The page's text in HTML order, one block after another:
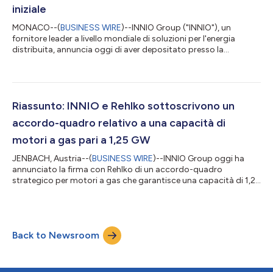
iniziale
MONACO--(BUSINESS WIRE)--INNIO Group ("INNIO"), un
fornitore leader a livello mondiale di soluzioni per l'energia
distribuita, annuncia oggi di aver depositato presso la
proposta di offerta pubblica iniziale delle proprie azioni
nell'offerta e la gamma dei prezzi per l'offerta proposta non
Riassunto: INNIO e Rehlko sottoscrivono un
accordo-quadro relativo a una capacità di
motori a gas pari a 1,25 GW
JENBACH, Austria--(BUSINESS WIRE)--INNIO Group oggi ha
annunciato la firma con Rehlko di un accordo-quadro
strategico per motori a gas che garantisce una capacità di 1,25
garantito, nasce per supportare la domanda in rapida crescita
generata da data center e da progetti di generazione flessibile
Back to Newsroom